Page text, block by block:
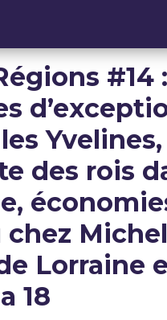
#14 :
Yvelines,
des rois
chez
Lorraine
18
des cookies